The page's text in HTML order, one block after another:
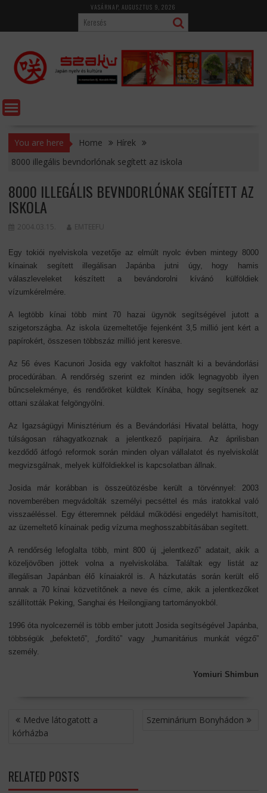
content
VASÁRNAP, AUGUSZTUS 9, 2026
You are here Home
Hírek
8000 illegális bevndorlónak segített az iskola
8000 ILLEGÁLIS BEVNDORLÓNAK SEGÍTETT AZ
ISKOLA
2004.03.15. EMTEEFU
Egy tokiói nyelviskola vezetője az elmúlt nyolc évben mintegy 8000
kínainak segített illegálisan Japánba jutni úgy, hogy hamis
válaszleveleket készített a bevándorolni kívánó külföldiek
vízumkérelmére.
A legtöbb kínai több mint 70 hazai ügynök segítségével jutott a
szigetországba. Az iskola üzemeltetője fejenként 3,5 millió jent kért a
papírokért, összesen többszáz millió jent keresve.
Az 56 éves Kacunori Josida egy vakfoltot használt ki a bevándorlási
procedúrában. A rendőrség szerint ez minden idők legnagyobb ilyen
bűncselekménye, és rendőröket küldtek Kínába, hogy segítsenek az
ottani szálakat felgöngyölni.
Az Igazságügyi Minisztérium és a Bevándorlási Hivatal belátta, hogy
túlságosan ráhagyatkoznak a jelentkező papírjaira. Az áprilisban
kezdődő átfogó reformok során minden olyan vállalatot és nyelviskolát
megvizsgálnak, melyek külföldiekkel is kapcsolatban állnak.
Josida már korábban is összeütözésbe került a törvénnyel: 2003
novemberében megvádolták személyi pecséttel és más iratokkal való
visszaéléssel. Egy étteremnek például működési engedélyt hamisított,
az üzemeltető kínainak pedig vízuma meghosszabbításában segített.
A rendőrség lefoglalta több, mint 800 új „jelentkező” adatait, akik a
közeljövőben jöttek volna a nyelviskolába. Találtak egy listát az
illegálisan Japánban élő kínaiakról is. A házkutatás során került elő
annak a 70 kínai közvetítőnek a neve és címe, akik a jelentkezőket
szállították Peking, Sanghai és Heilongjiang tartományokból.
1996 óta nyolcezernél is több ember jutott Josida segítségével Japánba,
többségük „befektető”, „fordító” vagy „humanitárius munkát végző”
személy.
Yomiuri Shimbun
BEJEGYZÉS
NAVIGÁCIÓ
Medve látogatott a
kórházba
Szeminárium Bonyhádon
RELATED POSTS